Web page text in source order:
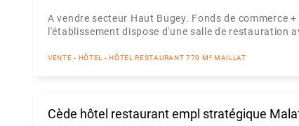
A vendre secteur Haut Bugey. Fonds de commerce
l'établissement dispose d'une salle de restauration
VENTE - HÔTEL - HÔTEL RESTAURANT 770 M² MAILLAT
Cède hôtel restaurant empl stratégique